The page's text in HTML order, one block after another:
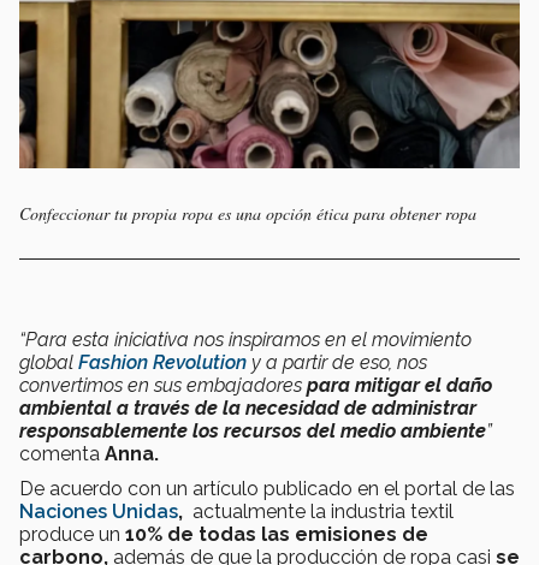
Confeccionar tu propia ropa es una opción ética para obtener ropa
“Para esta iniciativa nos inspiramos en el movimiento
global Fashion Revolution y a partir de eso, nos
convertimos en sus embajadores para mitigar el daño
ambiental a través de la necesidad de administrar
responsablemente los recursos del medio ambiente”
comenta Anna.
De acuerdo con un artículo publicado en el portal de las
Naciones Unidas, actualmente la industria textil
produce un 10% de todas las emisiones de
carbono, además de que la producción de ropa casi se